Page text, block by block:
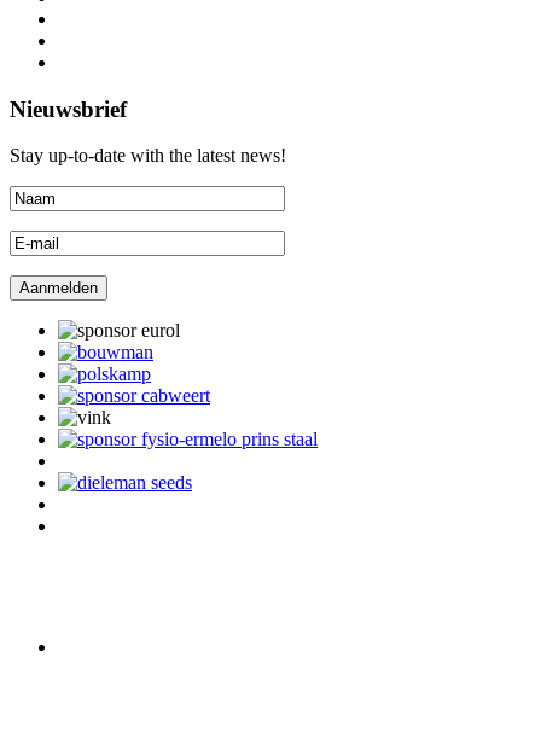
Nieuwsbrief
Stay up-to-date with the latest news!